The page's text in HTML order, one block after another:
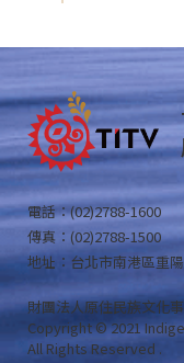
電話：(02)2788-1600
傳真：(02)2788-1500
地址：台北市南港區重
財團法人原住民族文化
Copyright © 2021
All Rights Reserved .